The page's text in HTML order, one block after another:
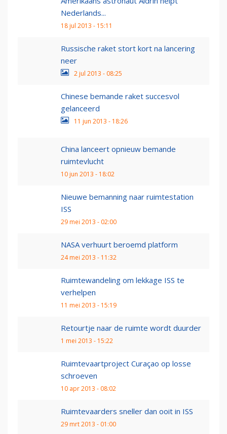
Nederlands...
18 jul 2013 - 15:11
Russische raket stort kort na lancering
neer
2 jul 2013 - 08:25
Chinese bemande raket succesvol
gelanceerd
11 jun 2013 - 18:26
China lanceert opnieuw bemande
ruimtevlucht
10 jun 2013 - 18:02
Nieuwe bemanning naar ruimtestation
ISS
29 mei 2013 - 02:00
NASA verhuurt beroemd platform
24 mei 2013 - 11:32
Ruimtewandeling om lekkage ISS te
verhelpen
11 mei 2013 - 15:19
Retourtje naar de ruimte wordt duurder
1 mei 2013 - 15:22
Ruimtevaartproject Curaçao op losse
schroeven
10 apr 2013 - 08:02
Ruimtevaarders sneller dan ooit in ISS
29 mrt 2013 - 01:00